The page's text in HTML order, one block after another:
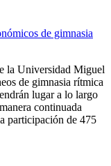
de gimnasia
la Universidad Miguel
de gimnasia rítmica
lugar a lo largo
continuada
participación de 475